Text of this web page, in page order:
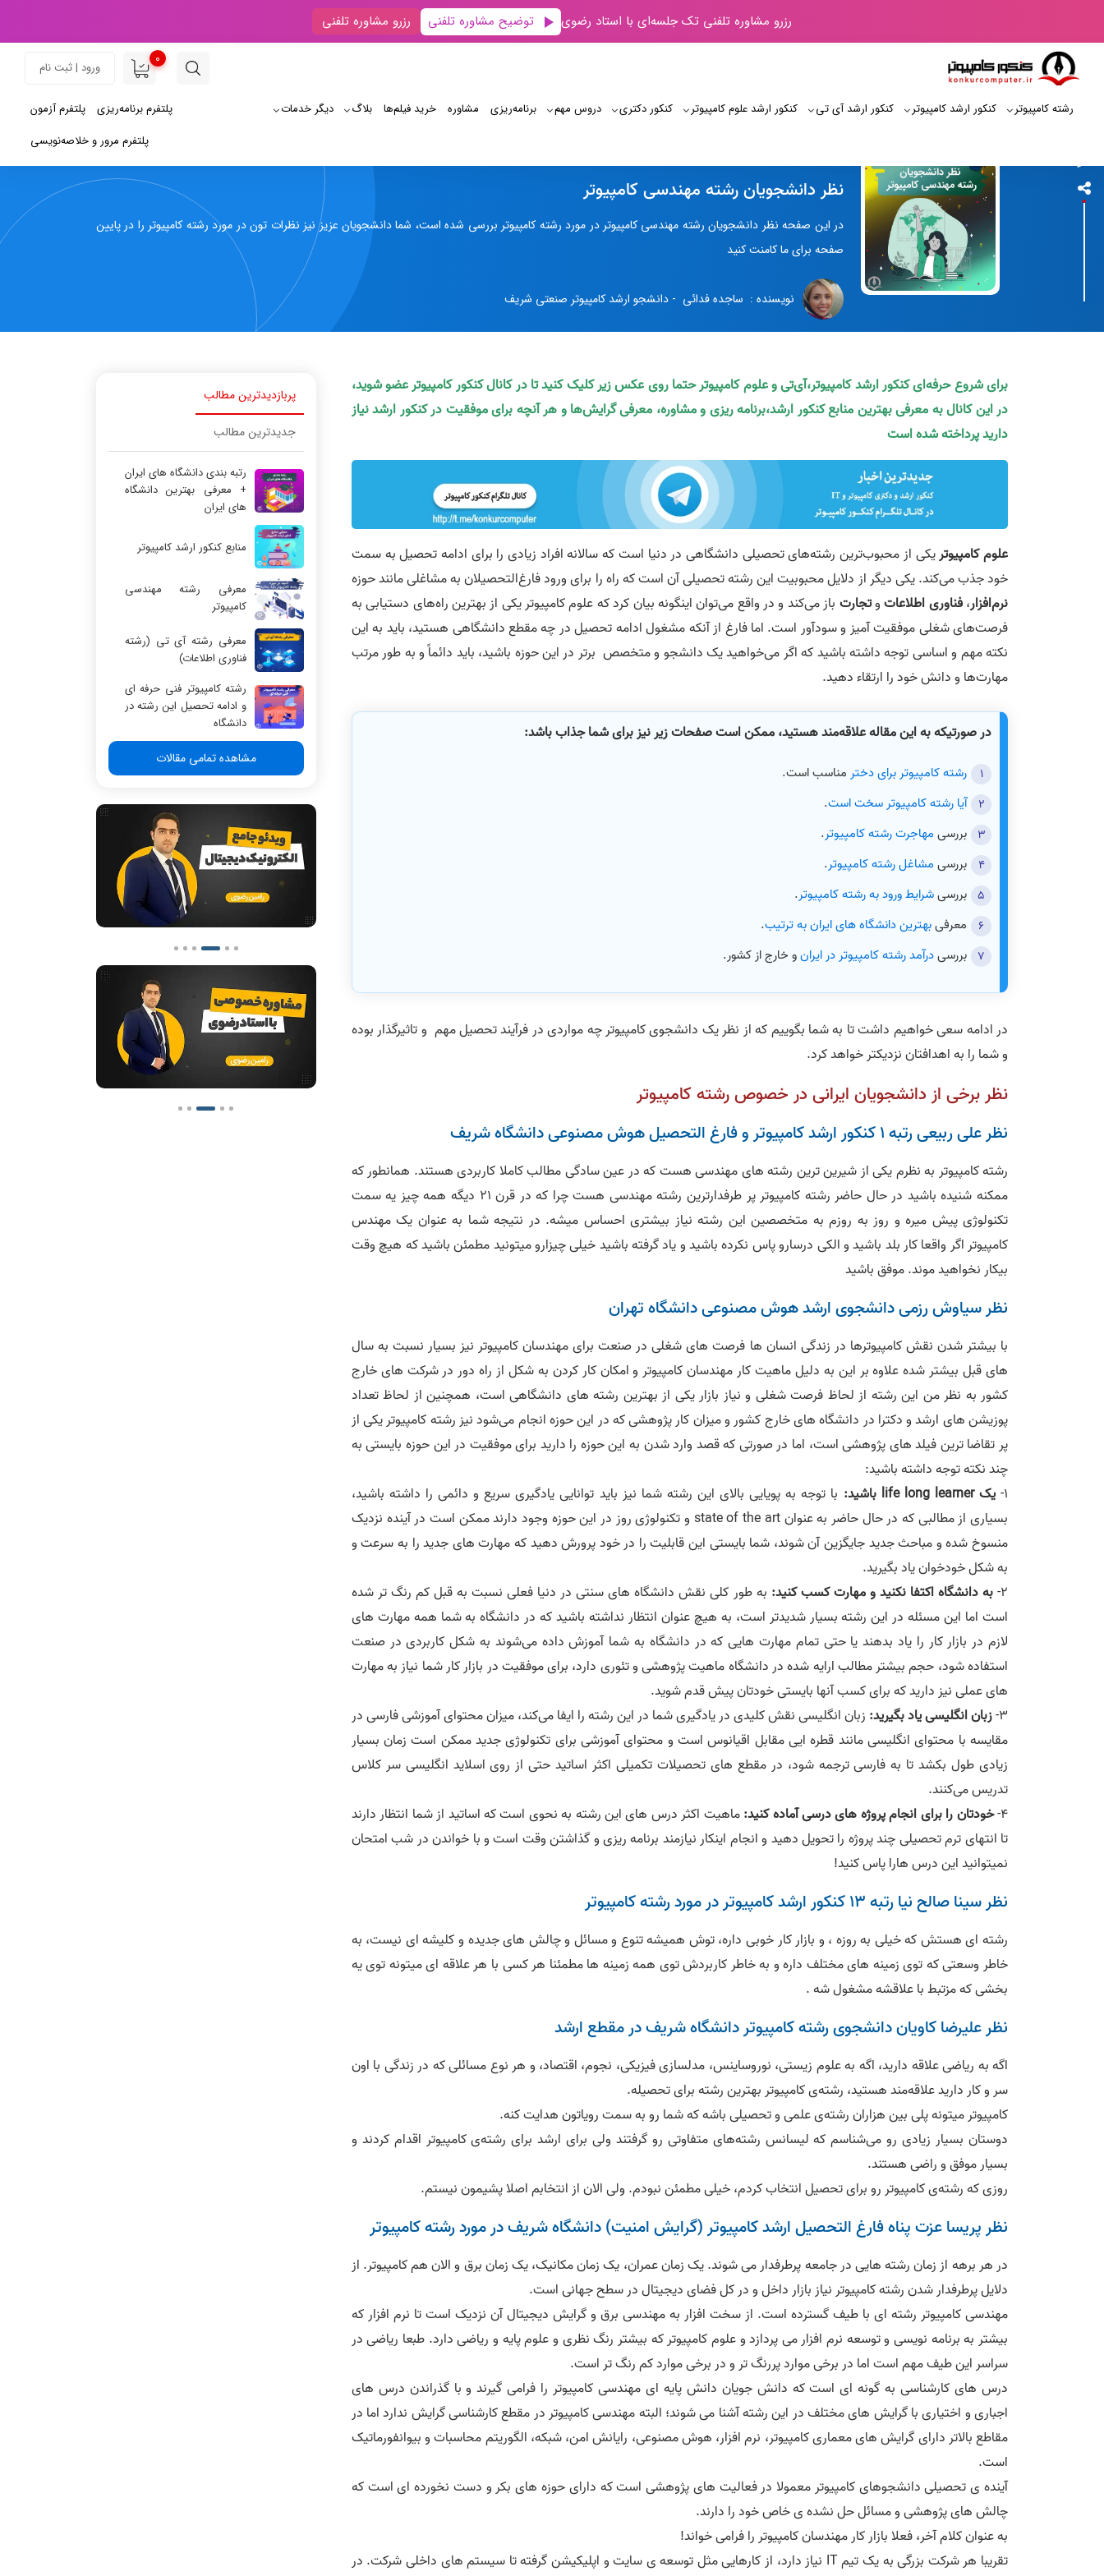
رزرو مشاوره تلفنی تک جلسه‌ای با استاد رضوی توضیح مشاوره تلفنی رزرو مشاوره تلفنی
0
ورود | ثبت نام
رشته کامپیوتر کنکور ارشد کامپیوتر کنکور ارشد آی‌ تی کنکور ارشد علوم کامپیوتر کنکور دکتری دروس مهم برنامه‌‌ریزی مشاوره خرید فیلم‌ها بلاگ دیگر خدمات پلتفرم آزمون
پلتفرم برنامه‌ریزی
پلتفرم مرور و خلاصه‌نویسی
نظر دانشجویان رشته مهندسی کامپیوتر
در این صفحه نظر دانشجویان رشته مهندسی کامپیوتر در مورد رشته کامپیوتر بررسی شده است، شما دانشجویان عزیز نیز نظرات‌ تون در مورد رشته کامپیوتر را در پایین
صفحه برای ما کامنت کنید
نویسنده : ساجده فدائی - دانشجو ارشد کامپیوتر صنعتی شریف
برای شروع حرفه‌ای کنکور ارشد کامپیوتر،آی‌تی و علوم کامپیوتر حتما روی عکس زیر کلیک کنید تا در کانال کنکور کامپیوتر عضو شوید،
در این کانال به معرفی بهترین منابع کنکور ارشد،برنامه ریزی و مشاوره، معرفی گرایش‌ها و هر آنچه برای موفقیت در کنکور ارشد نیاز
دارید پرداخته شده است
علوم کامپیوتریکی از محبوب‌‌ترین رشته‌های تحصیلی دانشگاهی در دنیا است که سالانه افراد زیادی را برای ادامه تحصیل به سمت
خود جذب می‌کند. یکی دیگر از دلایل محبوبیت این رشته تحصیلی آن است که راه را برای ورود فارغ‌التحصیلان به مشاغلی مانند حوزه
نرم‌افزار،فناوری اطلاعاتوتجارت باز می‌کند و در واقع می‌توان اینگونه بیان کرد که علوم کامپیوتر یکی از بهترین‌ راه‌های دستیابی به
فرصت‌های شغلی موفقیت آمیز و سودآور است. اما فارغ از آنکه مشغول ادامه تحصیل در چه مقطع دانشگاهی هستید، باید به این
نکته مهم و اساسی توجه داشته باشید که اگر می‌خواهید یک دانشجو و متخصص برتر در این حوزه باشید، باید دائماً و به طور مرتب
مهارت‌ها و دانش خود را ارتقاء دهید.
در صورتیکه به این مقاله علاقه‌مند هستید، ممکن است صفحات زیر نیز برای شما جذاب باشد:
رشته کامپیوتر برای دختر مناسب است.
آیا رشته کامپیوتر سخت است.
بررسی مهاجرت رشته کامپیوتر.
بررسی مشاغل رشته کامپیوتر.
بررسیشرایط ورود به رشته کامپیوتر.
معرفیبهترین دانشگاه های ایران به ترتیب.
بررسیدرآمد رشته کامپیوتر در ایرانو خارج از کشور.
در ادامه سعی خواهیم داشت تا به شما بگوییم که از نظر یک دانشجوی کامپیوتر چه مواردی در فرآیند تحصیل مهم و تاثیرگذار بوده
و شما را به اهدافتان نزدیکتر خواهد کرد.
نظر برخی از دانشجویان ایرانی در خصوص رشته کامپیوتر
نظر علی ربیعی رتبه 1 کنکور ارشد کامپیوتر و فارغ التحصیل هوش مصنوعی دانشگاه شریف
رشته کامپیوتر به نظرم یکی از شیرین ترین رشته های مهندسی هست که در عین سادگی مطالب کاملا کاربردی هستند. همانطور که
ممکنه شنیده باشید در حال حاضر رشته کامپیوتر پر طرفدارترین رشته مهندسی هست چرا که در قرن ۲۱ دیگه همه چیز یه سمت
تکنولوژی پیش میره و روز به روزم به متخصصین این رشته نیاز بیشتری احساس میشه. در نتیجه شما به عنوان یک مهندس
کامپیوتر اگر واقعا کار بلد باشید و الکی درسارو پاس نکرده باشید و یاد گرفته باشید خیلی چیزارو میتونید مطمئن باشید که هیچ وقت
بیکار نخواهید موند. موفق باشید
نظر سیاوش رزمی دانشجوی ارشد هوش مصنوعی دانشگاه تهران
با بیشتر شدن نقش کامپیوترها در زندگی انسان ها فرصت های شغلی در صنعت برای مهندسان کامپیوتر نیز بسیار نسبت به سال
های قبل بیشتر شده علاوه بر این به دلیل ماهیت کار مهندسان کامپیوتر و امکان کار کردن به شکل از راه دور در شرکت های خارج
کشور به نظر من این رشته از لحاظ فرصت شغلی و نیاز بازار یکی از بهترین رشته های دانشگاهی است، همچنین از لحاظ تعداد
پوزیشن های ارشد و دکترا در دانشگاه های خارج کشور و میزان کار پژوهشی که در این حوزه انجام می‌شود نیز رشته کامپیوتر یکی از
پر تقاضا ترین فیلد های پژوهشی است، اما در صورتی که قصد وارد شدن به این حوزه را دارید برای موفقیت در این حوزه بایستی به
چند نکته توجه داشته باشید:
۱-یک life long learner باشید:
با توجه به پویایی بالای این رشته شما نیز باید توانایی یادگیری سریع و دائمی را داشته باشید،
بسیاری از مطالبی که در حال حاضر به عنوان state of the art و تکنولوژی روز در این حوزه وجود دارند ممکن است در آینده نزدیک
منسوخ شده و مباحث جدید جایگزین آن شوند، شما بایستی این قابلیت را در خود پرورش دهید که مهارت های جدید را به سرعت و
به شکل خودخوان یاد بگیرید.
۲- به دانشگاه اکتفا نکنید و مهارت کسب کنید: به طور کلی نقش دانشگاه های سنتی در دنیا فعلی نسبت به قبل کم رنگ تر شده
است اما این مسئله در این رشته بسیار شدیدتر است، به هیچ عنوان انتظار نداشته باشید که در دانشگاه به شما همه مهارت های
لازم در بازار کار را یاد بدهند یا حتی تمام مهارت هایی که در دانشگاه به شما آموزش داده می‌شوند به شکل کاربردی در صنعت
استفاده شود، حجم بیشتر مطالب ارايه شده در دانشگاه ماهیت پژوهشی و تئوری دارد، برای موفقیت در بازار کار شما نیاز به مهارت
های عملی نیز دارید که برای کسب آنها بایستی خودتان پیش قدم شوید.
۳- زبان انگلیسی یاد بگیرید: زبان انگلیسی نقش کلیدی در یادگیری شما در این رشته را ایفا می‌کند،‌ میزان محتوای آموزشی فارسی در
مقایسه با محتوای انگلیسی مانند قطره ایی مقابل اقیانوس است و محتوای آموزشی برای تکنولوژی جدید ممکن است زمان بسیار
زیادی طول بکشد تا به فارسی ترجمه شود، در مقطع های تحصیلات تکمیلی اکثر اساتید حتی از روی اسلاید انگلیسی سر کلاس
تدریس می‌کنند.
۴- خودتان را برای انجام پروژه های درسی آماده کنید:ماهیت اکثر درس های این رشته به نحوی است که اساتید از شما انتظار دارند
تا انتهای ترم تحصیلی چند پروژه را تحویل دهید و انجام اینکار نیازمند برنامه ریزی و گذاشتن وقت است و با خواندن در شب امتحان
نمیتوانید این درس هارا پاس کنید!
نظر سینا صالح نیا رتبه 13 کنکور ارشد کامپیوتر در مورد رشته کامپیوتر
رشته ای هستش که خیلی به روزه ، و بازار کار خوبی داره، توش همیشه تنوع و مسائل و چالش های جدیده و کلیشه ای نیست، به
خاطر وسعتی که توی زمینه های مختلف داره و به خاطر کاربردش توی همه زمینه ها مطمئنا هر کسی با هر علاقه ای میتونه توی یه
بخشی که مزتبط با علاقشه مشغول شه .
نظر علیرضا کاویان دانشجوی رشته کامپیوتر دانشگاه شریف در مقطع ارشد
اگه به ریاضی علاقه دارید، اگه به علوم زیستی، نوروساینس، مدلسازی فیزیکی، نجوم، اقتصاد، و هر نوع مسائلی که در زندگی با اون
سر و کار دارید علاقه‌مند هستید، رشته‌ی کامپیوتر بهترین رشته برای تحصیله.
کامپیوتر میتونه پلی بین هزاران رشته‌ی علمی و تحصیلی باشه که شما رو به سمت رویاتون هدایت کنه.
دوستان بسیار زیادی رو می‌شناسم که لیسانس رشته‌های متفاوتی رو گرفتند ولی برای ارشد برای رشته‌ی کامپیوتر اقدام کردند و
بسیار موفق و راضی هستند.
روزی که رشته‌ی کامپیوتر رو برای تحصیل انتخاب کردم، خیلی مطمئن نبودم. ولی الان از انتخابم اصلا پشیمون نیستم.
نظر پریسا عزت پناه فارغ التحصیل ارشد کامپیوتر (گرایش امنیت) دانشگاه شریف در مورد رشته کامپیوتر
در هر برهه از زمان رشته هایی در جامعه پرطرفدار می شوند. یک زمان عمران، یک زمان مکانیک، یک زمان برق و الان هم کامپیوتر. از
دلایل پرطرفدار شدن رشته کامپیوتر نیاز بازار داخل و در کل فضای دیجیتال در سطح جهانی است.
مهندسی کامپیوتر رشته ای با طیف گسترده است. از سخت افزار به مهندسی برق و گرایش دیجیتال آن نزدیک است تا نرم افزار که
بیشتر به برنامه نویسی و توسعه نرم افزار می پردازد و علوم کامپیوتر که بیشتر رنگ نظری و علوم پایه و ریاضی دارد. طبعا ریاضی در
سراسر این طیف مهم است اما در برخی موارد پررنگ تر و در برخی موارد کم رنگ تر است.
درس های کارشناسی به گونه ای است که دانش جویان دانش پایه ای مهندسی کامپیوتر را فرامی گیرند و با گذراندن درس های
اجباری و اختیاری با گرایش های مختلف در این رشته آشنا می شوند؛ البته مهندسی کامپیوتر در مقطع کارشناسی گرایش ندارد اما در
مقاطع بالاتر دارای گرایش های معماری کامپیوتر، نرم افزار، هوش مصنوعی، رایانش امن، شبکه، الگوریتم محاسبات و بیوانفورماتیک
است.
آینده ی تحصیلی دانشجوهای کامپیوتر معمولا در فعالیت های پژوهشی است که دارای حوزه های بکر و دست نخورده ای است که
چالش های پژوهشی و مسائل حل نشده ی خاص خود را دارند.
به عنوان کلام آخر، فعلا بازار کار مهندسان کامپیوتر را فرامی خواند!
تقریبا هر شرکت بزرگی به یک تیم IT نیاز دارد، از کارهایی مثل توسعه ی سایت و اپلیکیشن گرفته تا سیستم های داخلی شرکت. در
پربازدیدترین مطالب
جدیدترین مطالب
رتبه بندی دانشگاه های ایران
+ معرفی بهترین دانشگاه
های ایران
منابع کنکور ارشد کامپیوتر
معرفی رشته مهندسی
کامپیوتر
معرفی رشته آی تی (رشته
فناوری اطلاعات)
رشته کامپیوتر فنی حرفه ای
و ادامه تحصیل این رشته در
دانشگاه
مشاهده تمامی مقالات